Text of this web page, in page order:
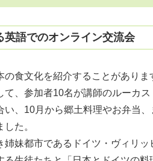
英語でのオンライン交流会
の食文化を紹介することがあり
て、参加者10名が講師のルーカ
い、10月から郷土料理やお弁当
た。
姉妹都市であるドイツ・ヴィリ